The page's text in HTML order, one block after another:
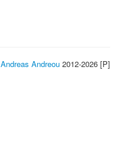
Andreas Andreou 2012-2026 [P]